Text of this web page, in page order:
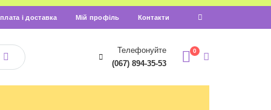
і доставка Мій профіль Контакти
Телефонуйте
(067) 894-35-53
0